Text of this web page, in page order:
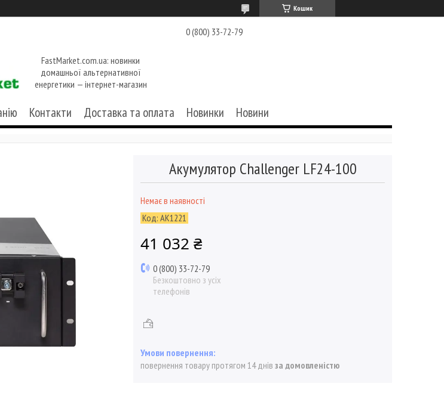
Кошик
0 (800) 33-72-79
FastMarket.com.ua: новинки
домашньої альтернативної
енергетики — інтернет-магазин
Контакти Доставка та оплата Новинки Новини
Акумулятор Challenger LF24-100
Немає в наявності
Код: AK1221
41 032 ₴
0 (800) 33-72-79
Безкоштовно з усіх
телефонів
повернення товару протягом 14 днів за домовленістю